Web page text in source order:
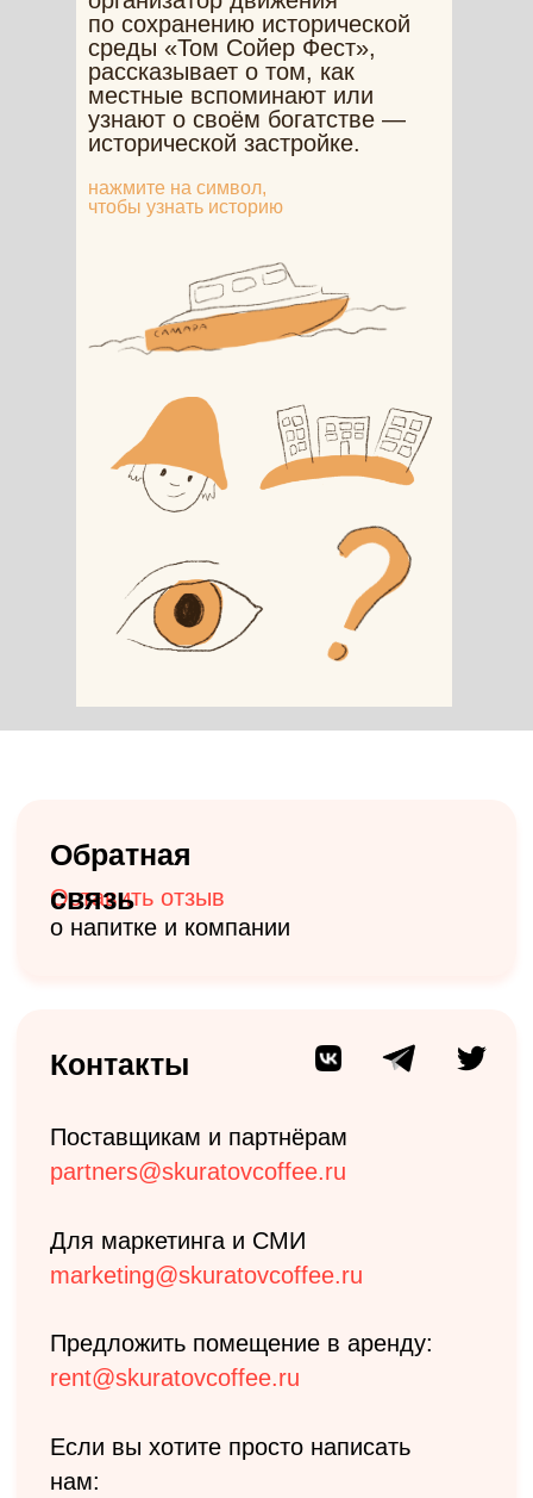
нажмите на символ,
чтобы узнать историю
по сохранению исторической
среды «Том Сойер Фест»,
рассказывает о том, как
местные вспоминают или
узнают о своём богатстве —
исторической застройке.